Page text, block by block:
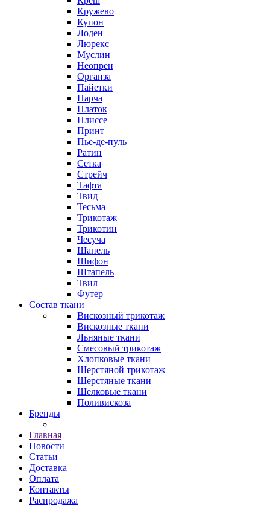
Кружево
Купон
Лоден
Люрекс
Муслин
Неопрен
Органза
Пайетки
Парча
Платок
Плиссе
Принт
Пье-де-пуль
Ратин
Сетка
Стрейч
Тафта
Твид
Тесьма
Трикотаж
Трикотин
Чесуча
Шанель
Шифон
Штапель
Твил
Футер
Состав ткани
Вискозный трикотаж
Вискозные ткани
Льняные ткани
Смесовый трикотаж
Хлопковые ткани
Шерстяной трикотаж
Шерстяные ткани
Шелковые ткани
Поливискоза
Бренды
Главная
Новости
Статьи
Доставка
Оплата
Контакты
Распродажа